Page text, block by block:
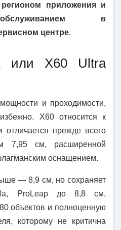
приложения и
в
центре.
или X60 Ultra
и проходимости,
X60 относится к
прежде всего
7,95 см, расширенной
оснащением.
— 8,9 см, но сохраняет
ProLeap до 8,8 см,
объектов и полноценную
которому не критична